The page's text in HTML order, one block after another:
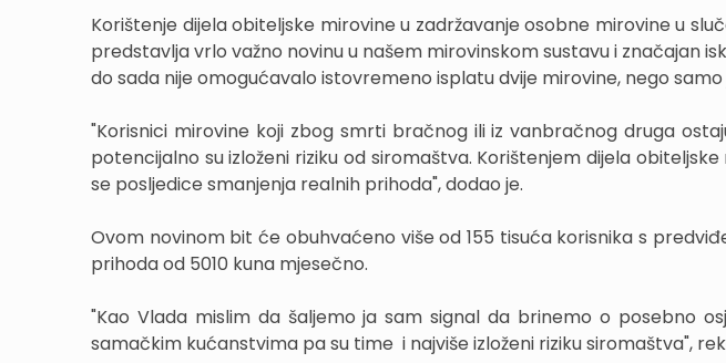
Korištenje dijela obiteljske mirovine u zadržavanje osobne mirovine u
predstavlja vrlo važno novinu u našem mirovinskom sustavu i značajan
do sada nije omogućavalo istovremeno isplatu dvije mirovine, nego samo
"Korisnici mirovine koji zbog smrti bračnog ili iz vanbračnog druga
potencijalno su izloženi riziku od siromaštva. Korištenjem dijela
se posljedice smanjenja realnih prihoda", dodao je.
Ovom novinom bit će obuhvaćeno više od 155 tisuća korisnika s
prihoda od 5010 kuna mjesečno.
"Kao Vlada mislim da šaljemo ja sam signal da brinemo o posebno
samačkim kućanstvima pa su time i najviše izloženi riziku siromaštva",